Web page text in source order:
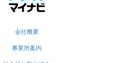
会社概要
事業所案内